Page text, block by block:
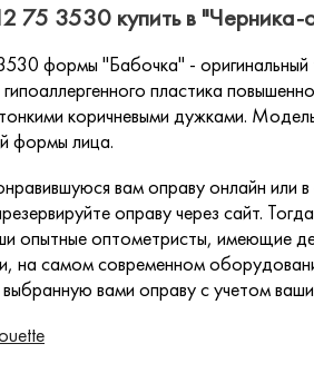
75 3530 купить в "Черника-
формы "Бабочка" -
пластика
коричневыми дужками.
формы лица.
вам оправу онлайн или
оправу через сайт.
опытные оптометристы, имеющие
на самом современном
вами оправу с учетом